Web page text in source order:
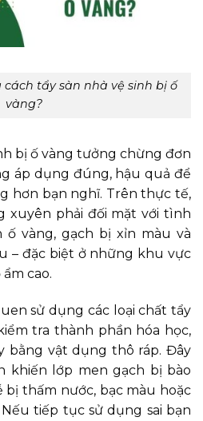
tẩy sàn nhà vệ sinh bị ố
vàng?
bị ố vàng tưởng chừng đơn
áp dụng đúng, hậu quả để
hơn bạn nghĩ. Trên thực tế,
xuyên phải đối mặt với tình
ố vàng, gạch bị xỉn màu và
– đặc biệt ở những khu vực
cao.
sử dụng các loại chất tẩy
tra thành phần hóa học,
bằng vật dụng thô ráp. Đây
khiến lớp men gạch bị bào
bị thấm nước, bạc màu hoặc
tiếp tục sử dụng sai bạn